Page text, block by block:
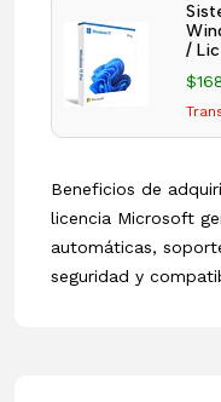
/
Beneficios de
licencia Microsoft
automáticas,
seguridad y